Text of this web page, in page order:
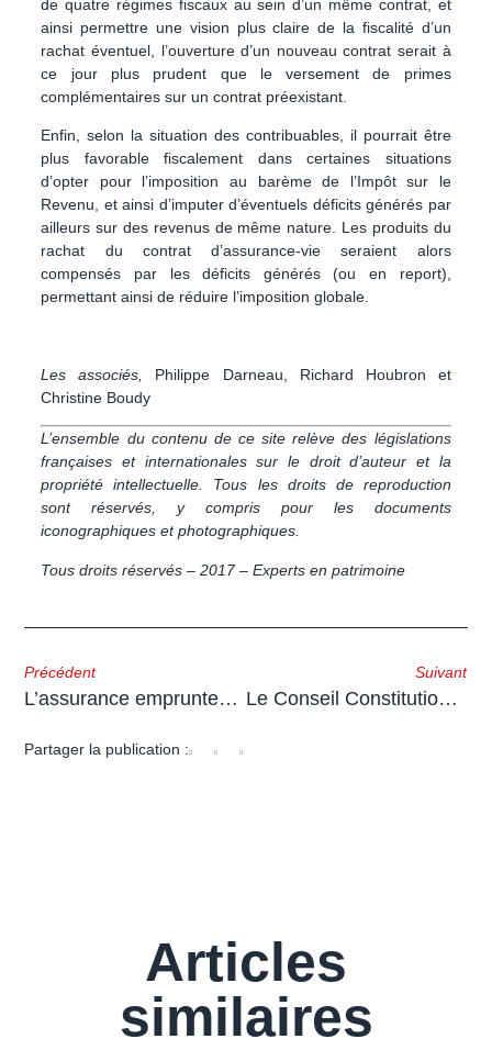
de quatre régimes fiscaux au sein d’un même contrat, et
ainsi permettre une vision plus claire de la fiscalité d’un
rachat éventuel, l’ouverture d’un nouveau contrat serait à
ce jour plus prudent que le versement de primes
complémentaires sur un contrat préexistant.
Enfin, selon la situation des contribuables, il pourrait être
plus favorable fiscalement dans certaines situations
d’opter pour l’imposition au barème de l’Impôt sur le
Revenu, et ainsi d’imputer d’éventuels déficits générés par
ailleurs sur des revenus de même nature. Les produits du
rachat du contrat d’assurance-vie seraient alors
compensés par les déficits générés (ou en report),
permettant ainsi de réduire l’imposition globale.
Les associés,
Philippe Darneau, Richard Houbron et
Christine Boudy
L’ensemble du contenu de ce site relève des législations
françaises et internationales sur le droit d’auteur et la
propriété intellectuelle. Tous les droits de reproduction
sont réservés, y compris pour les documents
iconographiques et photographiques.
Tous droits réservés – 2017 – Experts en patrimoine
Précédent
L’assurance emprunteur désormais résiliable chaque année
Suivant
Le Conseil Constitutionnel valide la Loi de Finances 2018
Partager la publication :
Articles
similaires